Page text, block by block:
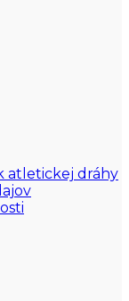
atletickej dráhy